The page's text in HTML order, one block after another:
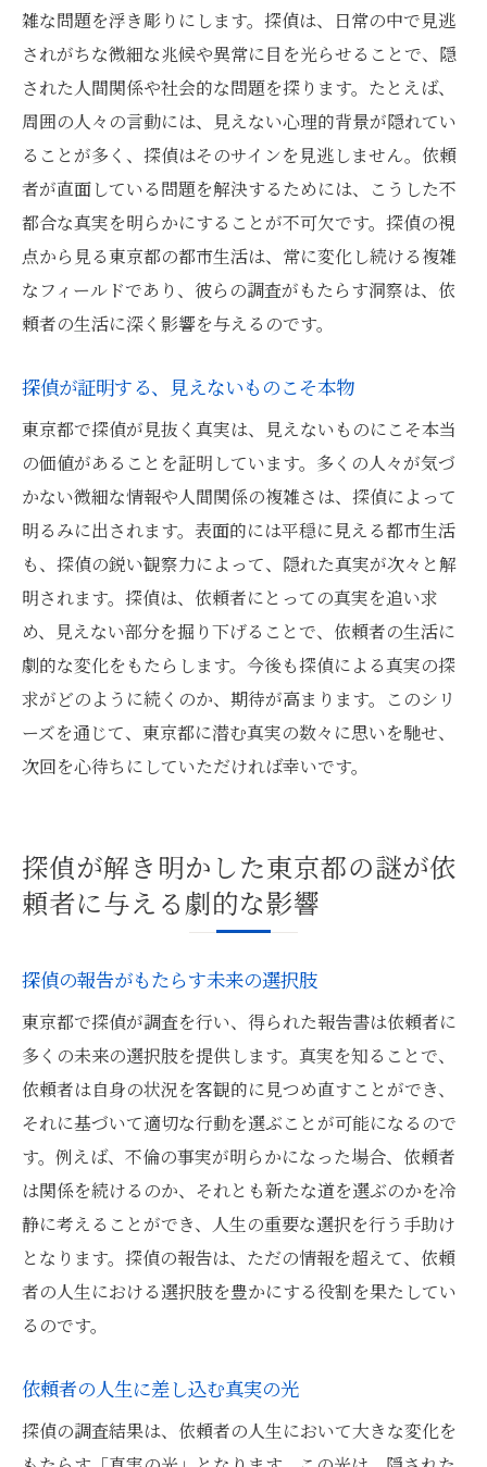
雑な問題を浮き彫りにします。探偵は、日常の中で見逃
されがちな微細な兆候や異常に目を光らせることで、隠
された人間関係や社会的な問題を探ります。たとえば、
周囲の人々の言動には、見えない心理的背景が隠れてい
ることが多く、探偵はそのサインを見逃しません。依頼
者が直面している問題を解決するためには、こうした不
都合な真実を明らかにすることが不可欠です。探偵の視
点から見る東京都の都市生活は、常に変化し続ける複雑
なフィールドであり、彼らの調査がもたらす洞察は、依
頼者の生活に深く影響を与えるのです。
探偵が証明する、見えないものこそ本物
東京都で探偵が見抜く真実は、見えないものにこそ本当
の価値があることを証明しています。多くの人々が気づ
かない微細な情報や人間関係の複雑さは、探偵によって
明るみに出されます。表面的には平穏に見える都市生活
も、探偵の鋭い観察力によって、隠れた真実が次々と解
明されます。探偵は、依頼者にとっての真実を追い求
め、見えない部分を掘り下げることで、依頼者の生活に
劇的な変化をもたらします。今後も探偵による真実の探
求がどのように続くのか、期待が高まります。このシリ
ーズを通じて、東京都に潜む真実の数々に思いを馳せ、
次回を心待ちにしていただければ幸いです。
探偵が解き明かした東京都の謎が依
頼者に与える劇的な影響
探偵の報告がもたらす未来の選択肢
東京都で探偵が調査を行い、得られた報告書は依頼者に
多くの未来の選択肢を提供します。真実を知ることで、
依頼者は自身の状況を客観的に見つめ直すことができ、
それに基づいて適切な行動を選ぶことが可能になるので
す。例えば、不倫の事実が明らかになった場合、依頼者
は関係を続けるのか、それとも新たな道を選ぶのかを冷
静に考えることができ、人生の重要な選択を行う手助け
となります。探偵の報告は、ただの情報を超えて、依頼
者の人生における選択肢を豊かにする役割を果たしてい
るのです。
依頼者の人生に差し込む真実の光
探偵の調査結果は、依頼者の人生において大きな変化を